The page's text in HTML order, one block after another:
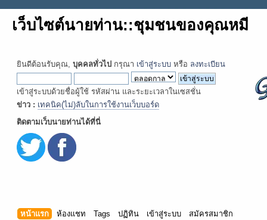
เว็บไซต์นายท่าน::ชุมชนของคุณหมี
ยินดีต้อนรับคุณ, บุคคลทั่วไป กรุณา เข้าสู่ระบบ หรือ ลงทะเบียน
เข้าสู่ระบบด้วยชื่อผู้ใช้ รหัสผ่าน และระยะเวลาในเซสชั่น
ข่าว : เทคนิค(ไม่)ลับในการใช้งานเว็บบอร์ด
ติดตามเว็บนายท่านได้ที่นี่
หน้าแรก ห้องแชท Tags ปฏิทิน เข้าสู่ระบบ สมัครสมาชิก